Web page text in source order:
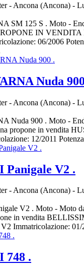
- Ancona (Ancona) -
SM 125 S . Moto -
IN
06/2006
Nuda
- Ancona (Ancona) -
Nuda 900 . Moto -
propone in vendita
12/2011
Panigale V2 .
-Ancona (Ancona) -
V2 . Moto - Moto
in vendita
Immatricolazione: 01/
748 .